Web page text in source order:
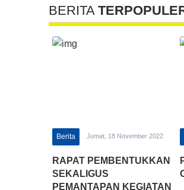
BERITA
Berita Jumat, 18 November 2022
RAPAT PEMBENTUKKAN
SEKALIGUS
PEMANTAPAN KEGIATAN